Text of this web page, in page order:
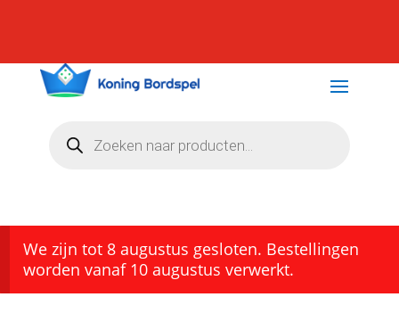
zoeken
We zijn tot 8 augustus gesloten. Bestellingen
worden vanaf 10 augustus verwerkt.